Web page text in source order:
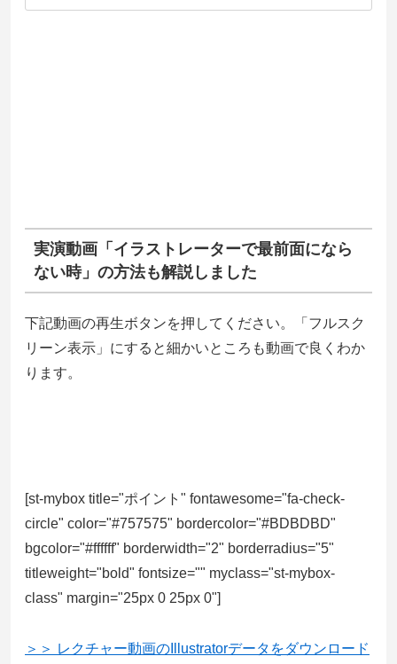
実演動画「イラストレーターで最前面になら
ない時」の方法も解説しました
下記動画の再生ボタンを押してください。「フルスク
リーン表示」にすると細かいところも動画で良くわか
ります。
[st-mybox title="ポイント" fontawesome="fa-check-
circle" color="#757575" bordercolor="#BDBDBD"
bgcolor="#ffffff" borderwidth="2" borderradius="5"
titleweight="bold" fontsize="" myclass="st-mybox-
class" margin="25px 0 25px 0"]
＞＞ レクチャー動画のIllustratorデータをダウンロード